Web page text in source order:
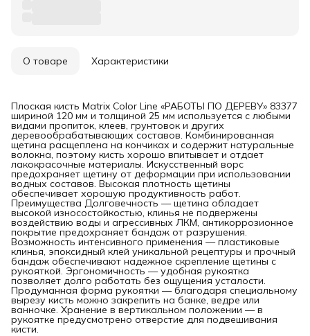
О товаре Характеристики
Плоская кисть Matrix Color Line «РАБОТЫ ПО ДЕРЕВУ» 83377
шириной 120 мм и толщиной 25 мм используется с любыми
видами пропиток, клеев, грунтовок и других
деревообрабатывающих составов. Комбинированная
щетина расщеплена на кончиках и содержит натуральные
волокна, поэтому кисть хорошо впитывает и отдает
лакокрасочные материалы. Искусственный ворс
предохраняет щетину от деформации при использовании
водных составов. Высокая плотность щетины
обеспечивает хорошую продуктивность работ.
Преимущества Долговечность — щетина обладает
высокой износостойкостью, клинья не подвержены
воздействию воды и агрессивных ЛКМ, антикоррозионное
покрытие предохраняет бандаж от разрушения.
Возможность интенсивного применения — пластиковые
клинья, эпоксидный клей уникальной рецептуры и прочный
бандаж обеспечивают надежное скрепление щетины с
рукояткой. Эргономичность — удобная рукоятка
позволяет долго работать без ощущения усталости.
Продуманная форма рукоятки — благодаря специальному
вырезу кисть можно закрепить на банке, ведре или
ванночке. Хранение в вертикальном положении — в
рукоятке предусмотрено отверстие для подвешивания
кисти.